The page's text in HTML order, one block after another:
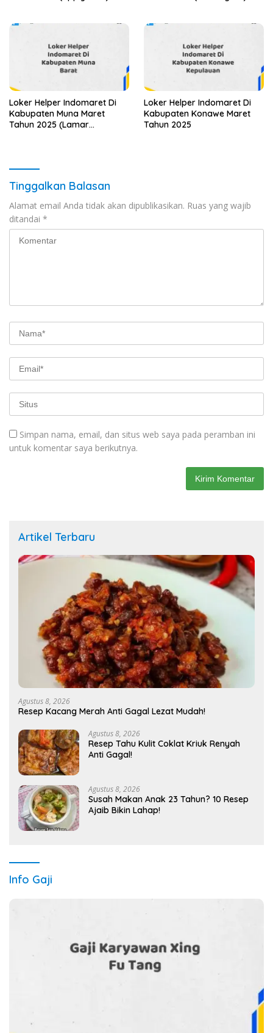
Loker Helper Indomaret Di
Kabupaten Muna Maret
Tahun 2025 (Lamar
Loker Helper Indomaret Di
Kabupaten Konawe Maret
Tahun 2025
Tinggalkan Balasan
Alamat email Anda tidak akan dipublikasikan. Ruas yang wajib
ditandai *
Simpan nama, email, dan situs web saya pada peramban ini
untuk komentar saya berikutnya.
Artikel Terbaru
Agustus 8, 2026
Resep Kacang Merah Anti Gagal Lezat Mudah!
Agustus 8, 2026
Resep Tahu Kulit Coklat Kriuk Renyah
Anti Gagal!
Agustus 8, 2026
Susah Makan Anak 23 Tahun? 10 Resep
Ajaib Bikin Lahap!
Info Gaji